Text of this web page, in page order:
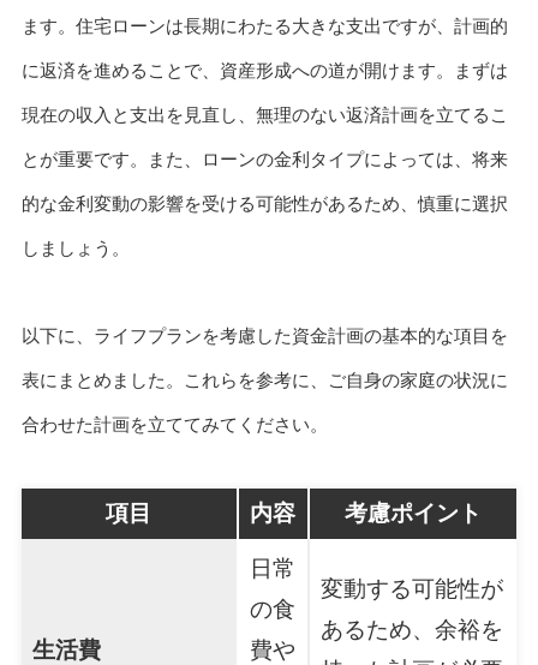
ます。住宅ローンは長期にわたる大きな支出ですが、計画的
に返済を進めることで、資産形成への道が開けます。まずは
現在の収入と支出を見直し、無理のない返済計画を立てるこ
とが重要です。また、ローンの金利タイプによっては、将来
的な金利変動の影響を受ける可能性があるため、慎重に選択
しましょう。
以下に、ライフプランを考慮した資金計画の基本的な項目を
表にまとめました。これらを参考に、ご自身の家庭の状況に
合わせた計画を立ててみてください。
項目 内容 考慮ポイント
生活費
日常
の食
費や
変動する可能性が
あるため、余裕を